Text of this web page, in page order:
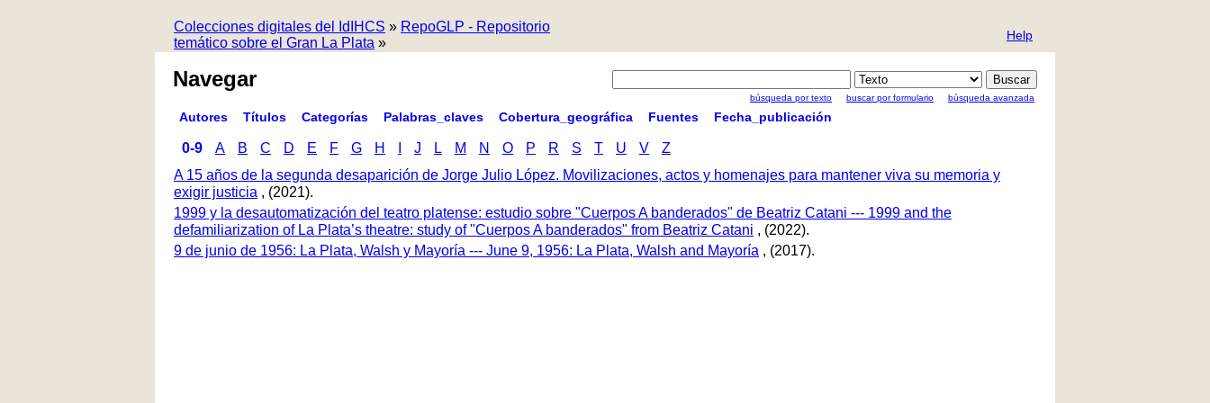
Colecciones digitales del IdIHCS » RepoGLP - Repositorio
temático sobre el Gran La Plata » Help
Navegar
búsqueda por texto buscar por formulario búsqueda avanzada
Autores Títulos Categorías Palabras_claves Cobertura_geográfica Fuentes Fecha_publicación
0-9 A B C D E F G H J L M N O P R S T U V
Z
A 15 años de la segunda desaparición de Jorge Julio López. Movilizaciones, actos y homenajes para mantener viva su memoria y
exigir justicia , (2021).
1999 y la desautomatización del teatro platense: estudio sobre "Cuerpos A banderados" de Beatriz Catani --- 1999 and the
defamiliarization of La Plata’s theatre: study of "Cuerpos A banderados" from Beatriz Catani , (2022).
9 de junio de 1956: La Plata, Walsh y Mayoría --- June 9, 1956: La Plata, Walsh and Mayoría , (2017).